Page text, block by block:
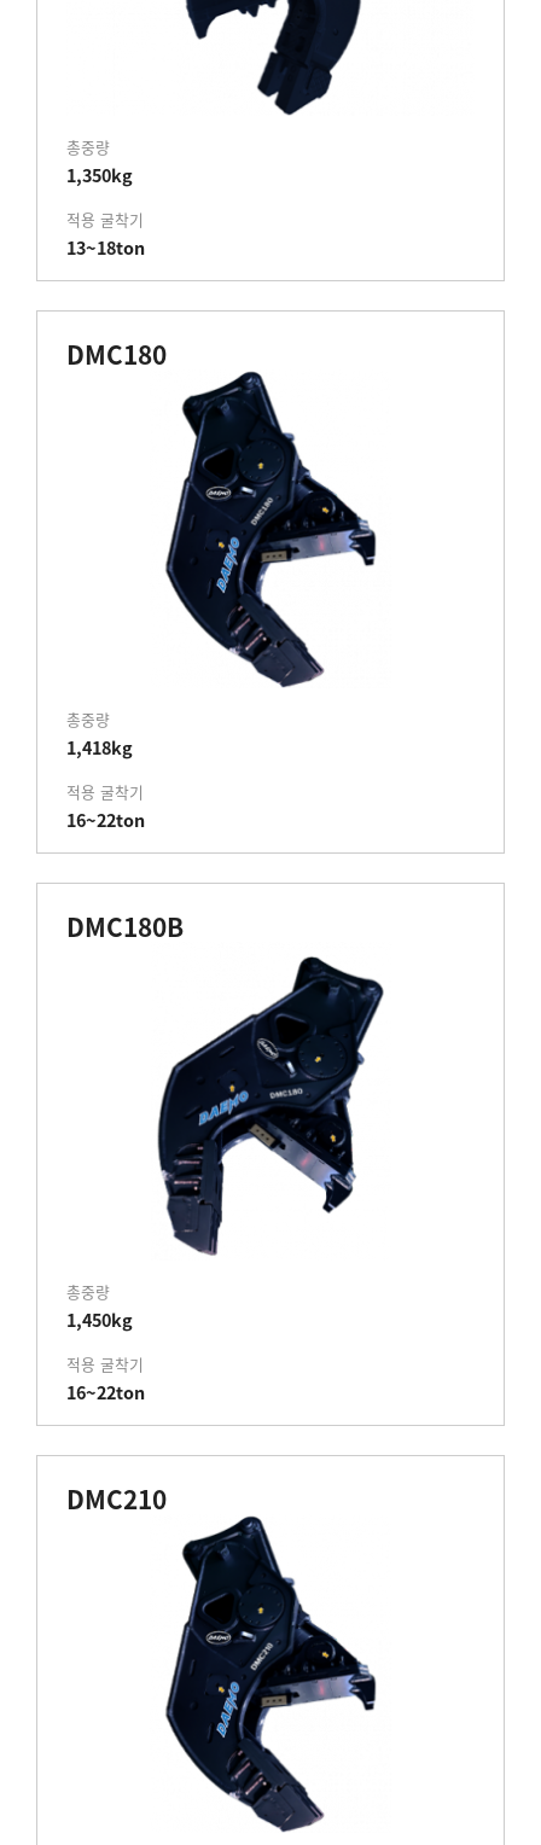
총중량
1,350kg
적용 굴착기
13~18ton
DMC180
총중량
1,418kg
적용 굴착기
16~22ton
DMC180B
총중량
1,450kg
적용 굴착기
16~22ton
DMC210